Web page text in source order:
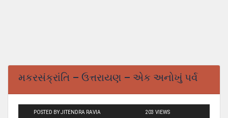
મકરસંક્રાંતિ – ઉત્તરાયણ – એક અનોખું પર્વ
POSTED BY JITENDRA RAVIA 203 VIEWS